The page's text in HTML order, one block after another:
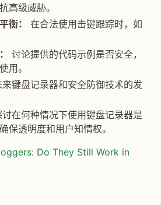
高级威胁。
衡：
在合法使用击键跟踪时，如
讨论提供的代码示例是否安全，
用。
键盘记录器和安全防御技术的发
在何种情况下使用键盘记录器是
保透明度和用户知情权。
Do They Still Work in